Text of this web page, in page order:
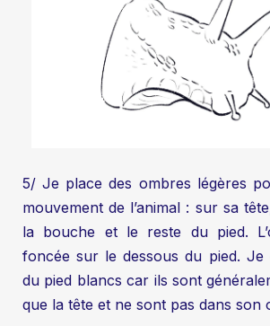
5/ Je place des ombres légères
mouvement de l’animal : sur sa
la bouche et le reste du pied.
foncée sur le dessous du pied. Je
du pied blancs car ils sont
que la tête et ne sont pas dans son